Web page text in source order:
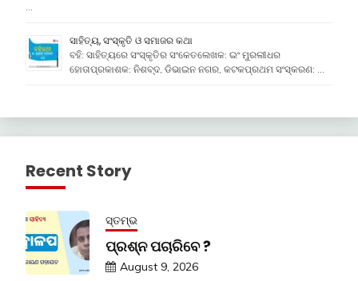
…
ସାହିତ୍ୟ, ସଂସ୍କୃତି ଓ ସମାଜର କଥା
ବହି: ସାହିତ୍ୟରେ ସଂସ୍କୃତିର ସଂକେତଲେଖକ: ଇଂ ମୁରଲୀଧର
ହୋତାପ୍ରକାଶକ: ନିଶବ୍ଦ, ଡିଭାଇନ ନଗର, କଟକପ୍ରଥମ ସଂସ୍କରଣ: …
Recent Story
ସ୍ତମ୍ଭ
ପ୍ରଶ୍ନ ପଚାରିବେ ?
August 9, 2026